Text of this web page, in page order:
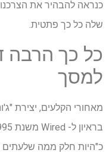
כנראה להבהיר את
שלה כל כך פתטית.
כל כך הרבה
למסך
מאחורי הקלעים, יצירת
כ"היות חלק ממה שלעתים